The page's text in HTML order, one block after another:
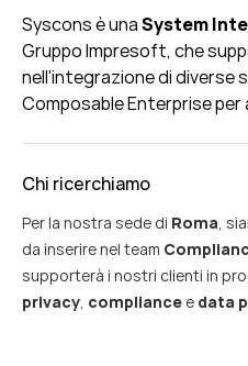
Sysconsè unaSystem
GruppoImpresoft, che
nell'integrazione di diverse
ComposableEnterprise per
Chi ricerchiamo
Per la nostra sede di Roma,
da inserire nel team
supporterà i nostri clienti in
privacy, compliance e data